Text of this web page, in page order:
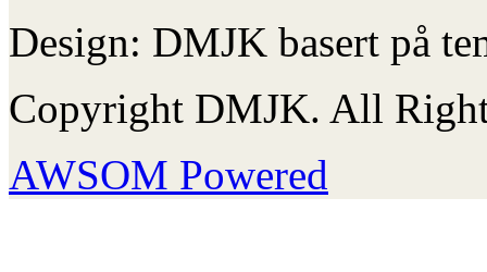
Design: DMJK basert på
Copyright DMJK. All
AWSOM Powered